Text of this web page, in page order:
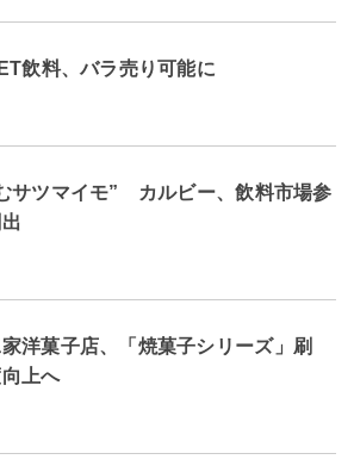
飲料、バラ売り可能に
サツマイモ” カルビー、飲料市場参
家洋菓子店、「焼菓子シリーズ」刷
上へ